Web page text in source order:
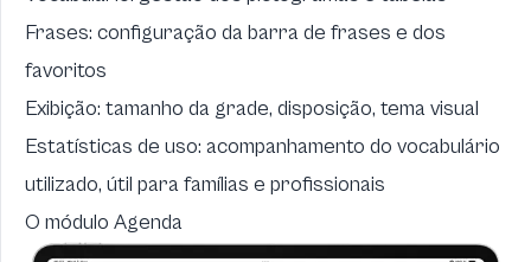
Frases: configuração da barra de frases e dos
favoritos
Exibição: tamanho da grade, disposição, tema visual
Estatísticas de uso: acompanhamento do vocabulário
utilizado, útil para famílias e profissionais
O módulo Agenda